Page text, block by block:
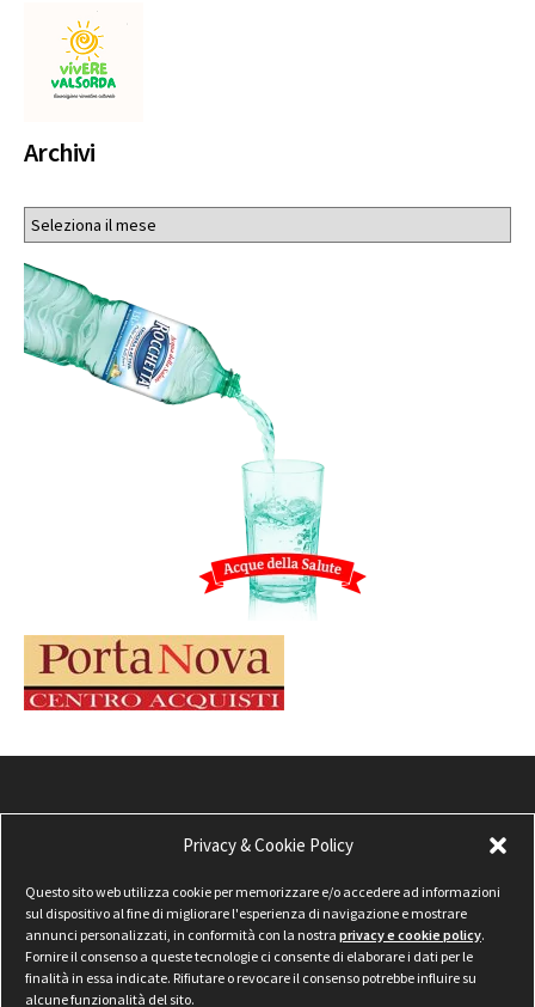
Privacy & Cookie Policy
Questo sito web utilizza cookie per memorizzare e/o accedere ad informazioni
sul dispositivo al fine di migliorare l'esperienza di navigazione e mostrare
annunci personalizzati, in conformità con la nostra privacy e cookie policy.
Fornire il consenso a queste tecnologie ci consente di elaborare i dati per le
finalità in essa indicate. Rifiutare o revocare il consenso potrebbe influire su
alcune funzionalità del sito.
Archivi
Archivi